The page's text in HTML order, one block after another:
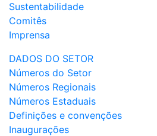
Sustentabilidade
Comitês
Imprensa
DADOS DO SETOR
Números do Setor
Números Regionais
Números Estaduais
Definições e convenções
Inaugurações